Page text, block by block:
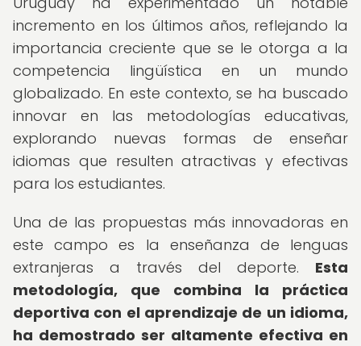
incremento en los últimos años, reflejando la
importancia creciente que se le otorga a la
competencia lingüística en un mundo
globalizado. En este contexto, se ha buscado
innovar en las metodologías educativas,
explorando nuevas formas de enseñar
idiomas que resulten atractivas y efectivas
para los estudiantes.
Una de las propuestas más innovadoras en
este campo es la enseñanza de lenguas
extranjeras a través del deporte. Esta
metodología, que combina la práctica
deportiva con el aprendizaje de un idioma,
ha demostrado ser altamente efectiva en